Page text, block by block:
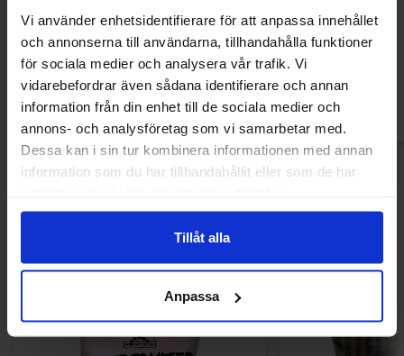
Vi använder enhetsidentifierare för att anpassa innehållet
och annonserna till användarna, tillhandahålla funktioner
för sociala medier och analysera vår trafik. Vi
vidarebefordrar även sådana identifierare och annan
information från din enhet till de sociala medier och
annons- och analysföretag som vi samarbetar med.
Dessa kan i sin tur kombinera informationen med annan
information som du har tillhandahållit eller som de har
Tillåt alla
Anpassa
22.90 kr
Kjøp
05-
Andre kjøpte også